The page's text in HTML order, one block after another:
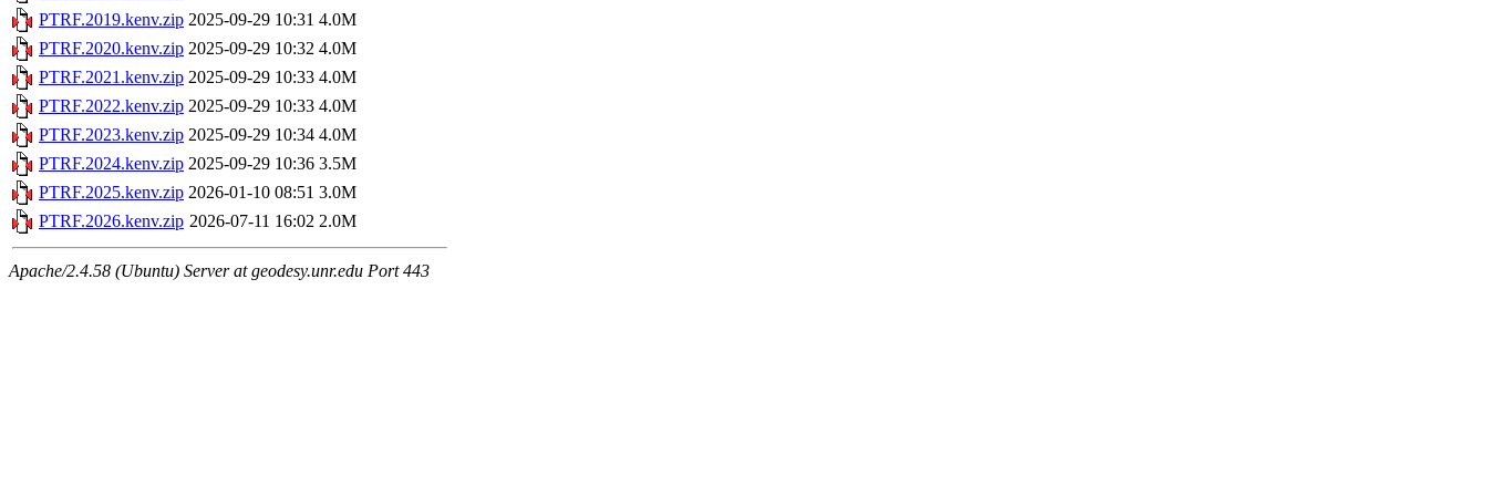
PTRF.2019.kenv.zip 2025-09-29 10:31 4.0M
PTRF.2020.kenv.zip 2025-09-29 10:32 4.0M
PTRF.2021.kenv.zip 2025-09-29 10:33 4.0M
PTRF.2022.kenv.zip 2025-09-29 10:33 4.0M
PTRF.2023.kenv.zip 2025-09-29 10:34 4.0M
PTRF.2024.kenv.zip 2025-09-29 10:36 3.5M
PTRF.2025.kenv.zip 2026-01-10 08:51 3.0M
PTRF.2026.kenv.zip 2026-07-11 16:02 2.0M
Apache/2.4.58 (Ubuntu) Server at geodesy.unr.edu Port 443